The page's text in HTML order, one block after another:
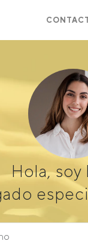
Hola, soy